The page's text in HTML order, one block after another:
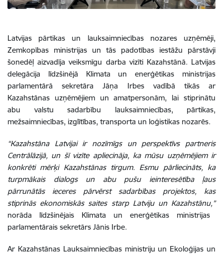
Latvijas pārtikas un lauksaimniecības nozares uzņēmēji,
Zemkopības ministrijas un tās padotības iestāžu pārstāvji
šonedēļ aizvadīja veiksmīgu darba vizīti Kazahstānā. Latvijas
delegācija līdzšinējā Klimata un enerģētikas ministrijas
parlamentārā sekretāra Jāņa Irbes vadībā tikās ar
Kazahstānas uzņēmējiem un amatpersonām, lai stiprinātu
abu valstu sadarbību lauksaimniecības, pārtikas,
mežsaimniecības, izglītības, transporta un loģistikas nozarēs.
“Kazahstāna Latvijai ir nozīmīgs un perspektīvs partneris
Centrālāzijā, un šī vizīte apliecināja, ka mūsu uzņēmējiem ir
konkrēti mērķi Kazahstānas tirgum. Esmu pārliecināts, ka
turpmākais dialogs un abu pušu ieinteresētība ļaus
pārrunātās ieceres pārvērst sadarbības projektos, kas
stiprinās ekonomiskās saites starp Latviju un Kazahstānu,”
norāda līdzšinējais Klimata un enerģētikas ministrijas
parlamentārais sekretārs Jānis Irbe.
Ar Kazahstānas Lauksaimniecības ministriju un Ekoloģijas un